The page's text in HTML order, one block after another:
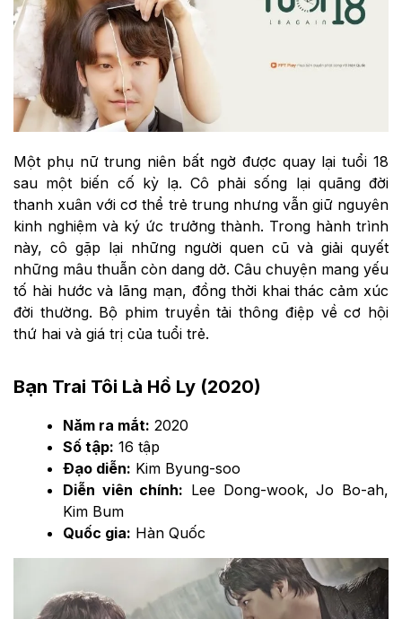
Một phụ nữ trung niên bất ngờ được quay lại tuổi 18
sau một biến cố kỳ lạ. Cô phải sống lại quãng đời
thanh xuân với cơ thể trẻ trung nhưng vẫn giữ nguyên
kinh nghiệm và ký ức trưởng thành. Trong hành trình
này, cô gặp lại những người quen cũ và giải quyết
những mâu thuẫn còn dang dở. Câu chuyện mang yếu
tố hài hước và lãng mạn, đồng thời khai thác cảm xúc
đời thường. Bộ phim truyền tải thông điệp về cơ hội
thứ hai và giá trị của tuổi trẻ.
Bạn Trai Tôi Là Hồ Ly (2020)
Năm ra mắt: 2020
Số tập: 16 tập
Đạo diễn: Kim Byung-soo
Diễn viên chính: Lee Dong-wook, Jo Bo-ah,
Kim Bum
Quốc gia: Hàn Quốc